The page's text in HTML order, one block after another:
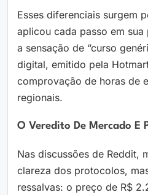
Esses diferenciais surgem
aplicou cada passo em
a sensação de “curso
digital, emitido pela
comprovação de horas de
regionais.
O Veredito De Mercado E
Nas discussões de Reddit,
clareza dos protocolos,
ressalvas: o preço de R$